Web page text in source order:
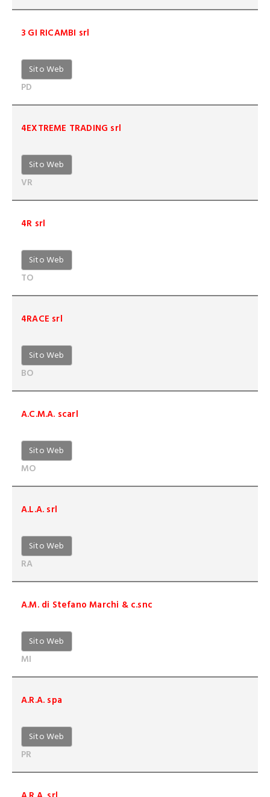
3 GI RICAMBI srl
Sito Web
PD
4EXTREME TRADING srl
Sito Web
VR
4R srl
Sito Web
TO
4RACE srl
Sito Web
BO
A.C.M.A. scarl
Sito Web
MO
A.L.A. srl
Sito Web
RA
A.M. di Stefano Marchi & c.snc
Sito Web
MI
A.R.A. spa
Sito Web
PR